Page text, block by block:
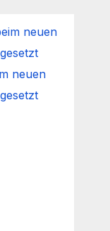
neuen